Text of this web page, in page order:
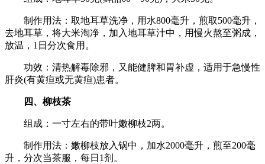
制作用法：取地耳草洗净，用水800毫升，煎取500毫升，
去地耳草，将大米淘净，加入地耳草汁中，用慢火熬至粥成，
放温，1日分次食用。
功效：清热解毒除邪，又能健脾和胃补虚，适用于急慢性
肝炎(有黄疸或无黄疸)患者。
四、柳枝茶
组成：一寸左右的带叶嫩柳枝2两。
制作用法：嫩柳枝放入锅中，加水2000毫升，煎至200毫
升，分次当茶服，每日1剂。